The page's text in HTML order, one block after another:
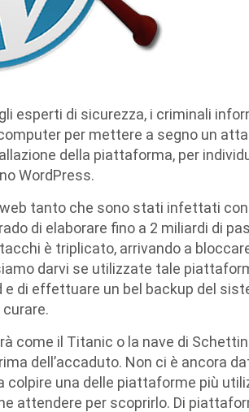
esperti di sicurezza, i criminali
per mettere a segno un
della piattaforma, per
WordPress.
tanto che sono stati infettati
di elaborare fino a 2 miliardi di
è triplicato, arrivando a
darvi se utilizzate tale
di effettuare un bel backup del
come il Titanic o la nave di
dell’accaduto. Non ci è ancora
colpire una delle piattaforme più
attendere per scoprirlo. Di